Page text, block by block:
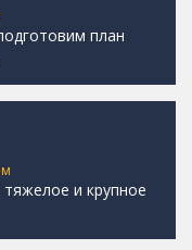
план
и крупное